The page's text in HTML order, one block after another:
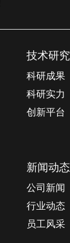
技术研究
科研成果
科研实力
创新平台
新闻动态
公司新闻
行业动态
员工风采